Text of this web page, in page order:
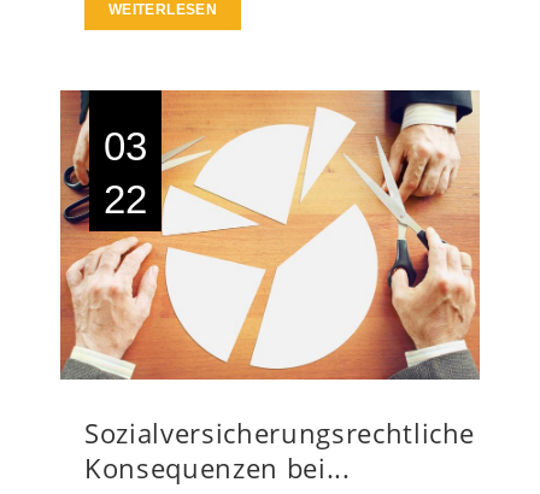
WEITERLESEN
03
22
Sozialversicherungsrechtliche
Konsequenzen bei...